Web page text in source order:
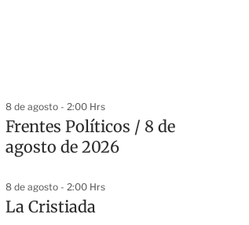
8 de agosto - 2:00 Hrs
Frentes Políticos / 8 de
agosto de 2026
8 de agosto - 2:00 Hrs
La Cristiada